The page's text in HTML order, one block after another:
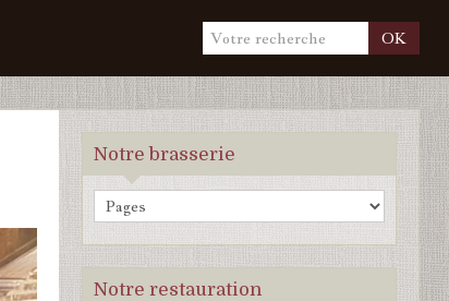
OK
Notre brasserie
Notre restauration